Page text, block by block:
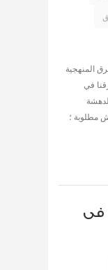
؟ 1. بيان الطرق المنهجية
في
مطلوبة ؛
فى